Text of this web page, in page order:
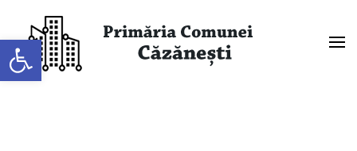
Deschide bara de unelte
conținut
(apasă
Primaria Comunei Căzănești,